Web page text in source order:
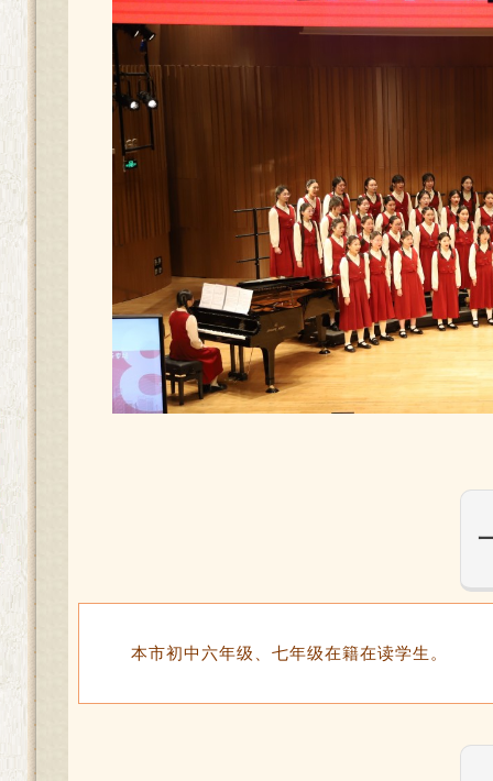
本市初中六年级、七年级在籍在读学生。